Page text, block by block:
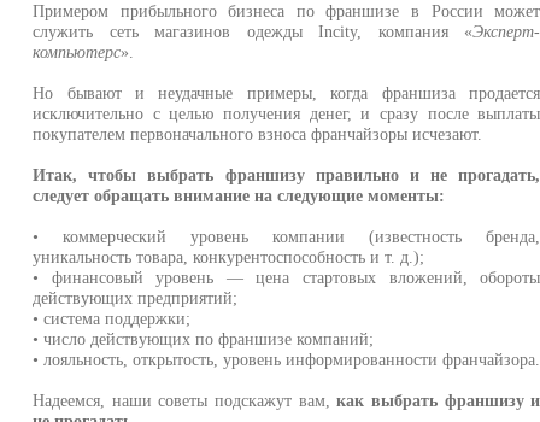
Примером прибыльного бизнеса по франшизе в России может
служить сеть магазинов одежды Incity, компания «Эксперт-
компьютерс».
Но бывают и неудачные примеры, когда франшиза продается
исключительно с целью получения денег, и сразу после выплаты
покупателем первоначального взноса франчайзоры исчезают.
Итак, чтобы выбрать франшизу правильно и не прогадать,
следует обращать внимание на следующие моменты:
• коммерческий уровень компании (известность бренда,
уникальность товара, конкурентоспособность и т. д.);
• финансовый уровень — цена стартовых вложений, обороты
действующих предприятий;
• система поддержки;
• число действующих по франшизе компаний;
• лояльность, открытость, уровень информированности франчайзора.
Надеемся, наши советы подскажут вам,как выбрать франшизу и